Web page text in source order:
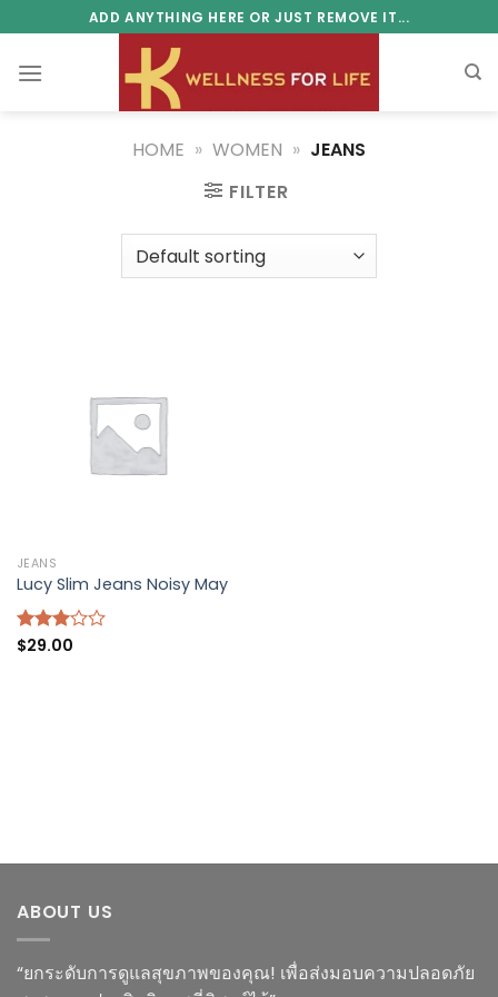
to
content
ADD ANYTHING HERE OR JUST REMOVE IT...
HOME » WOMEN » JEANS
FILTER
JEANS
Lucy Slim Jeans Noisy May
Rated
$29.00
ABOUT US
“ยกระดับการดูแลสุขภาพของคุณ! เพื่อส่งมอบความปลอดภัย